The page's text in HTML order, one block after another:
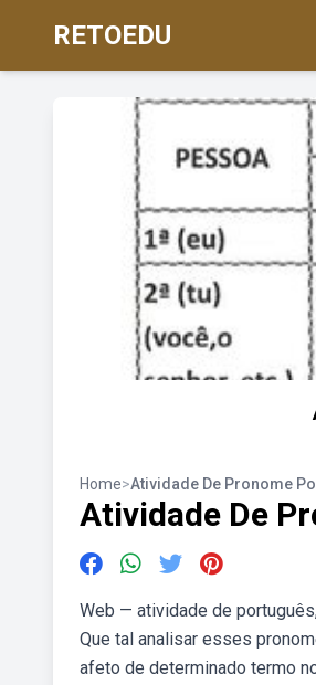
RETOEDU
Home>Atividade De Pronome
Atividade De
Web — atividade de
Que tal analisar esses
afeto de determinado termo